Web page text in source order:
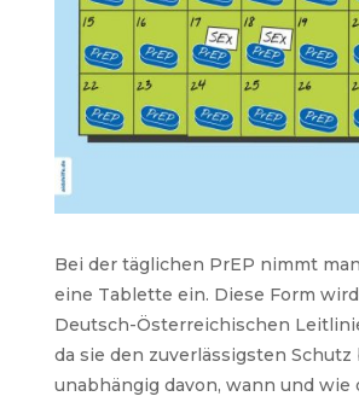
Bei der täglichen PrEP nimmt
eine Tablette ein. Diese Form
Deutsch-Österreichischen
da sie den zuverlässigsten Schutz
unabhängig davon, wann und wie